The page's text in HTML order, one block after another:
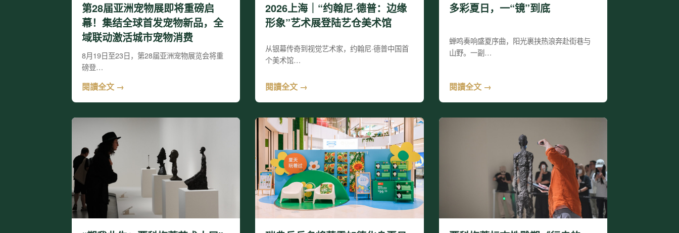
第28届亚洲宠物展即将重磅启
幕！集结全球首发宠物新品，全
域联动激活城市宠物消费
8月19日至23日，第28届亚洲宠物展览会将重
磅登…
閱讀全文 →
2026上海｜“约翰尼·德普：边缘
形象”艺术展登陆艺仓美术馆
从银幕传奇到视觉艺术家，约翰尼·德普中国首
个美术馆…
閱讀全文 →
多彩夏日，一“镜”到底
蝉鸣奏响盛夏序曲，阳光裹挟热浪奔赴街巷与
山野。一副…
閱讀全文 →